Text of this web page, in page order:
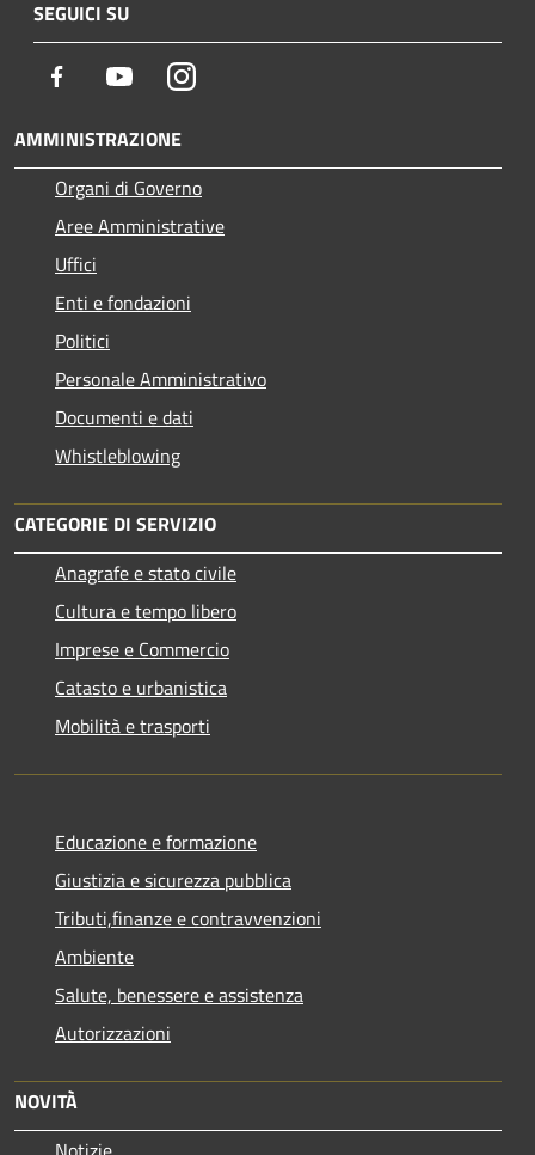
SEGUICI SU
Facebook YoutubeInstagram
AMMINISTRAZIONE
Organi di Governo
Aree Amministrative
Uffici
Enti e fondazioni
Politici
Personale Amministrativo
Documenti e dati
Whistleblowing
CATEGORIE DI SERVIZIO
Anagrafe e stato civile
Cultura e tempo libero
Imprese e Commercio
Catasto e urbanistica
Mobilità e trasporti
Educazione e formazione
Giustizia e sicurezza pubblica
Tributi,finanze e contravvenzioni
Ambiente
Salute, benessere e assistenza
Autorizzazioni
NOVITÀ